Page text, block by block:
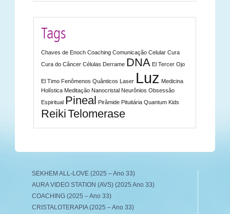
Tags
Chaves de Enoch Coaching Comunicação Celular Cura
Cura do Câncer Células Derrame DNA El Tercer Ojo
El Timo Fenômenos Quânticos Laser Luz Medicina
Holística Meditação Nanocristal Neurônios Obsessão
Espiritual Pineal Pirâmide Pituitária Quantum Kids
ReikiTelomerase
SEKHEM ALL-LOVE (2025 – Ano 33)
AURA VIDEO STATION (AVS) (2025 Ano 33)
COACHING (2025 – Ano 33)
CRISTALOTERAPIA (2025 – Ano 33)